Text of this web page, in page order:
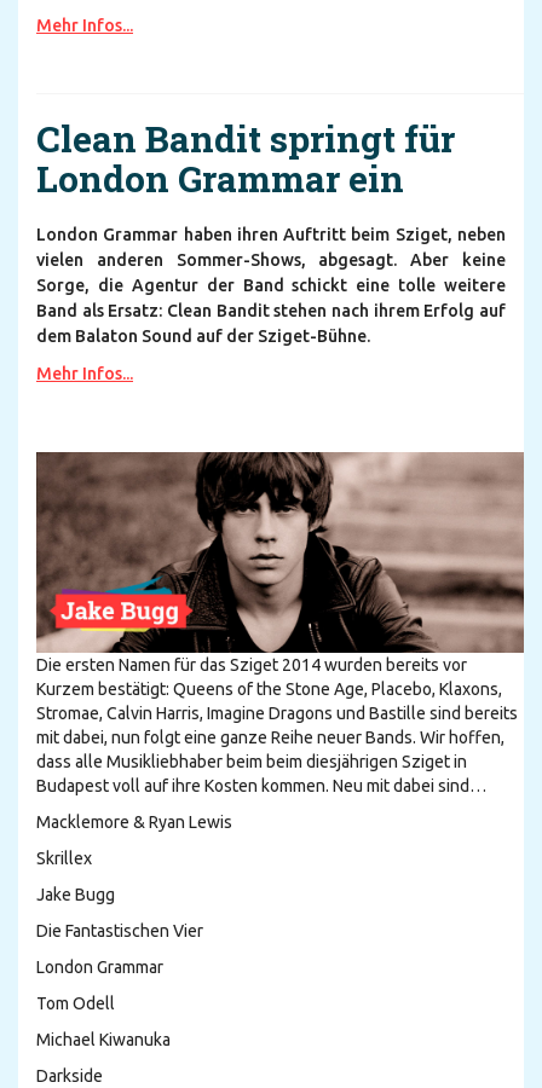
Mehr Infos...
Clean Bandit springt für
London Grammar ein
London Grammar haben ihren Auftritt beim Sziget, neben
vielen anderen Sommer-Shows, abgesagt. Aber keine
Sorge, die Agentur der Band schickt eine tolle weitere
Band als Ersatz: Clean Bandit stehen nach ihrem Erfolg auf
dem Balaton Sound auf der Sziget-Bühne.
Mehr Infos...
Die ersten Namen für das Sziget 2014 wurden bereits vor
Kurzem bestätigt: Queens of the Stone Age, Placebo, Klaxons,
Stromae, Calvin Harris, Imagine Dragons und Bastille sind bereits
mit dabei, nun folgt eine ganze Reihe neuer Bands. Wir hoffen,
dass alle Musikliebhaber beim beim diesjährigen Sziget in
Budapest voll auf ihre Kosten kommen. Neu mit dabei sind…
Macklemore & Ryan Lewis
Skrillex
Jake Bugg
Die Fantastischen Vier
London Grammar
Tom Odell
Michael Kiwanuka
Darkside